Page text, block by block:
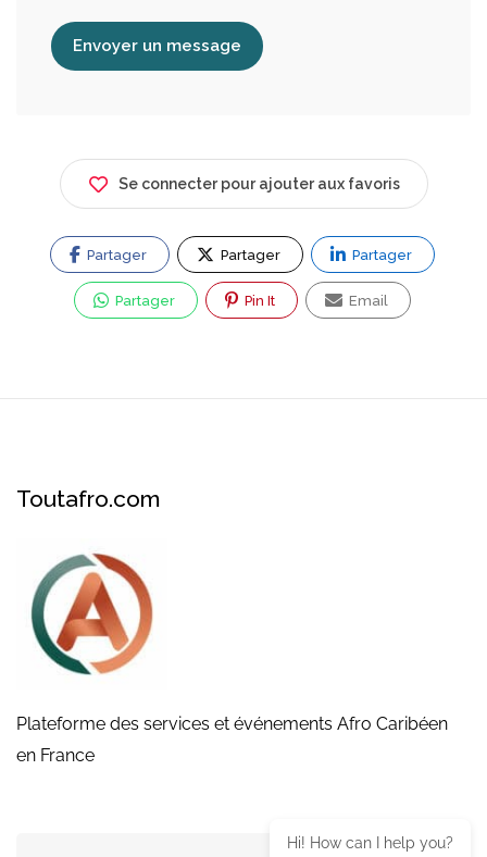
Envoyer un message
Se connecter pour ajouter aux favoris
Partager Partager Partager
Partager Pin It Email
Toutafro.com
Plateforme des services et événements Afro Caribéen
en France
Hi! How can I help you?